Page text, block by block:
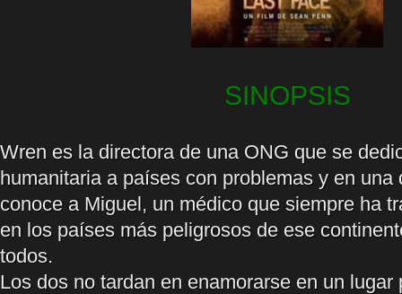
SINOPSIS
Wren es la directora de una ONG que se
humanitaria a países con problemas y en una
conoce a Miguel, un médico que siempre ha
en los países más peligrosos de ese
todos.
Los dos no tardan en enamorarse en un lugar